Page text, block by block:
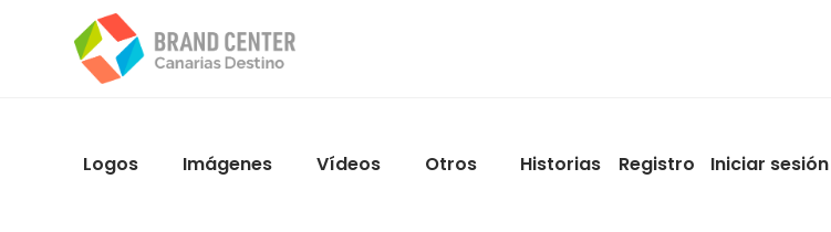
contenido
Menu
Logos Imágenes Vídeos Otros Historias
User
Registro Iniciar sesión